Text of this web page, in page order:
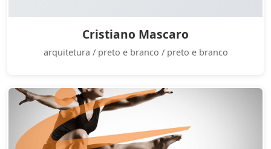
Cristiano Mascaro
arquitetura / preto e branco / preto e branco